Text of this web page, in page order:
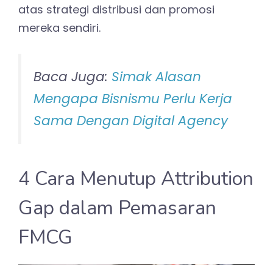
atas strategi distribusi dan promosi
mereka sendiri.
Baca Juga: Simak Alasan
Mengapa Bisnismu Perlu Kerja
Sama Dengan Digital Agency
4 Cara Menutup Attribution
Gap dalam Pemasaran
FMCG